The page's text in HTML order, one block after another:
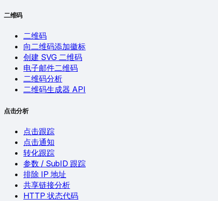
二维码
二维码
向二维码添加徽标
创建 SVG 二维码
电子邮件二维码
二维码分析
二维码生成器 API
点击分析
点击跟踪
点击通知
转化跟踪
参数 / SubID 跟踪
排除 IP 地址
共享链接分析
HTTP 状态代码